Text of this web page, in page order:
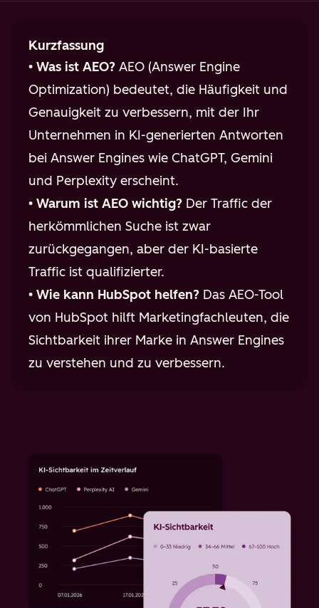
Kurzfassung
• Was ist AEO? AEO (Answer Engine
Optimization) bedeutet, die Häufigkeit und
Genauigkeit zu verbessern, mit der Ihr
Unternehmen in KI-generierten Antworten
bei Answer Engines wie ChatGPT, Gemini
und Perplexity erscheint.
• Warum ist AEO wichtig? Der Traffic der
herkömmlichen Suche ist zwar
zurückgegangen, aber der KI-basierte
Traffic ist qualifizierter.
• Wie kann HubSpot helfen? Das AEO-Tool
von HubSpot hilft Marketingfachleuten, die
Sichtbarkeit ihrer Marke in Answer Engines
zu verstehen und zu verbessern.